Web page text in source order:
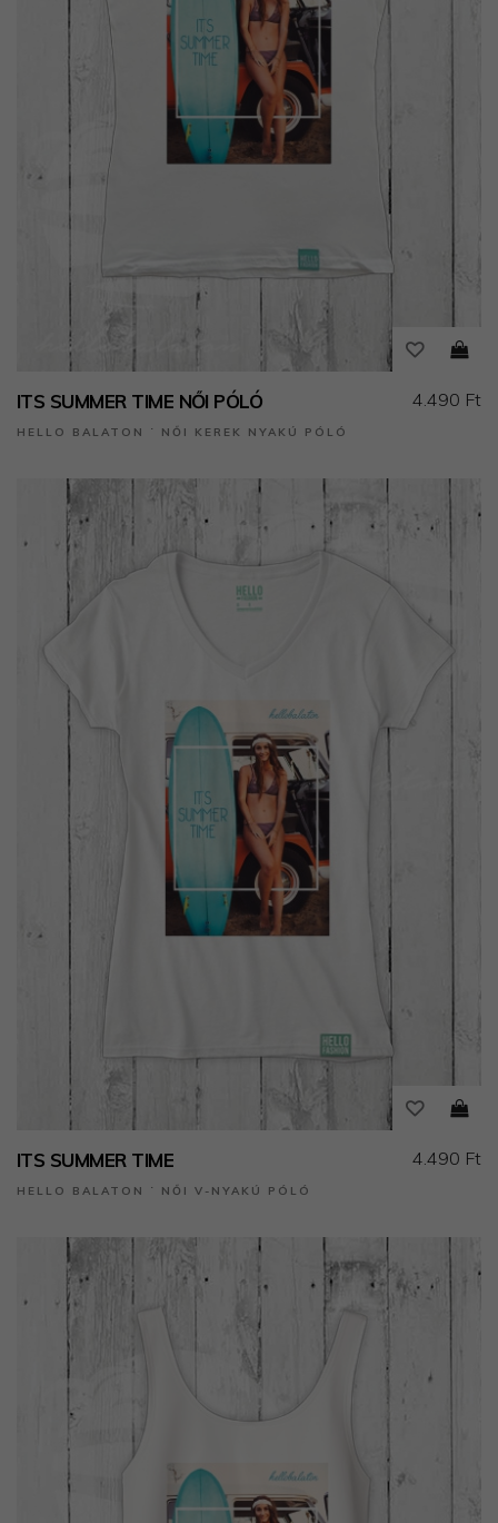
ITS SUMMER TIME NŐI PÓLÓ
HELLO BALATON ˙ NŐI KEREK NYAKÚ PÓLÓ
4.490 Ft
ITS SUMMER TIME
HELLO BALATON ˙ NŐI V-NYAKÚ PÓLÓ
4.490 Ft